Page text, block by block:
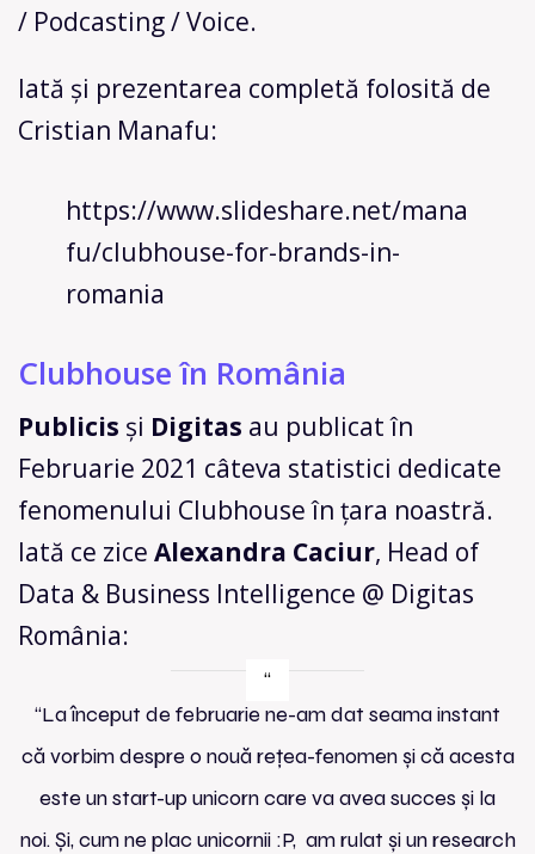
/ Podcasting / Voice.
Iată și prezentarea completă folosită de
Cristian Manafu:
https://www.slideshare.net/mana
fu/clubhouse-for-brands-in-
romania
Clubhouse în România
Publicis și Digitas au publicat în
Februarie 2021 câteva statistici dedicate
fenomenului Clubhouse în țara noastră.
Iată ce zice Alexandra Caciur, Head of
Data & Business Intelligence @ Digitas
România:
“La început de februarie ne-am dat seama instant
că vorbim despre o nouă rețea-fenomen și că acesta
este un start-up unicorn care va avea succes și la
noi. Și, cum ne plac unicornii :P, am rulat și un research